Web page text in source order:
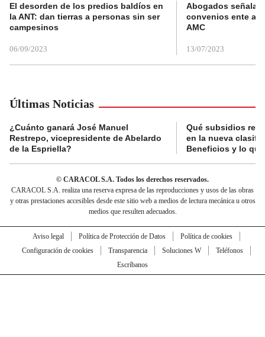
El desorden de los predios baldíos en
la ANT: dan tierras a personas sin ser
campesinos
06/09/2023
Abogados
convenios ente
AMC
13/07/2023
Últimas Noticias
¿Cuánto ganará José Manuel
Restrepo, vicepresidente de Abelardo
de la Espriella?
Qué subsidios
en la nueva
Beneficios y lo
© CARACOL S.A. Todos los derechos reservados.
CARACOL S.A. realiza una reserva expresa de las reproducciones y usos de las obras
y otras prestaciones accesibles desde este sitio web a medios de lectura mecánica u otros
medios que resulten adecuados.
Aviso legal Política de Protección de Datos
Política de cookies
Configuración de cookies
Transparencia Soluciones W
Teléfonos
Escríbanos